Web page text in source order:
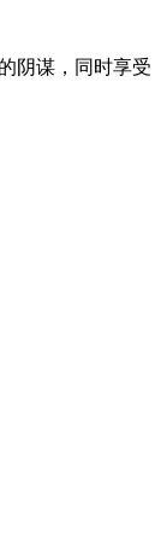
阴谋，同时享受